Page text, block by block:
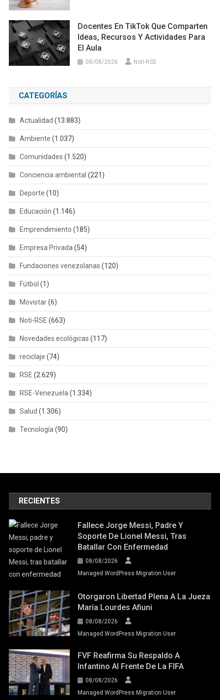
Docentes En TikTok Que Comparten
Ideas, Recursos Y Actividades Para
El Aula
08/08/2026 Noti-RSE
CATEGORÍAS
Actualidad (13.883)
Ambiente (1.037)
Comunidades (1.520)
Conciencia ambiental (221)
Deporte (10)
Educación (1.146)
Emprendimiento (185)
Empresa Privada(54)
Fundaciones venezolanas (120)
Fútbol (1)
Movistar(6)
Noti-RSE (663)
Novedades ecológicas (117)
reciclaje (74)
RSE (2.629)
RSE-Venezuela(1.334)
Salud (1.306)
Tecnología(90)
RECIENTES
Fallece Jorge Messi, Padre Y
Soporte De Lionel Messi, Tras
Batallar Con Enfermedad
08/08/2026
Managed WordPress Migration User
Otorgaron Libertad Plena A La Jueza
María Lourdes Afiuni
08/08/2026
Managed WordPress Migration User
FVF Reafirma Su Respaldo A
Infantino Al Frente De La FIFA
08/08/2026
Managed WordPress Migration User